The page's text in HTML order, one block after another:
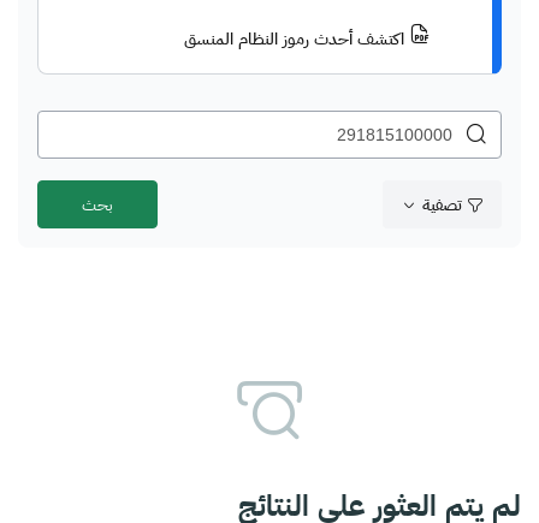
اكتشف أحدث رموز النظام المنسق
تصفية
لم يتم العثور على النتائج